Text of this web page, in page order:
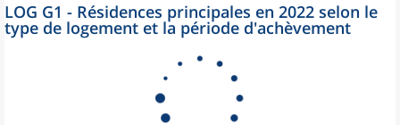
LOG G1 - Résidences principales en 2022 selon le
type de logement et la période d'achèvement